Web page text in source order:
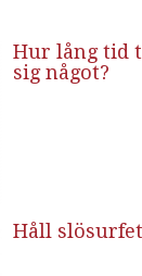
Hur lång tid
sig något?
Håll